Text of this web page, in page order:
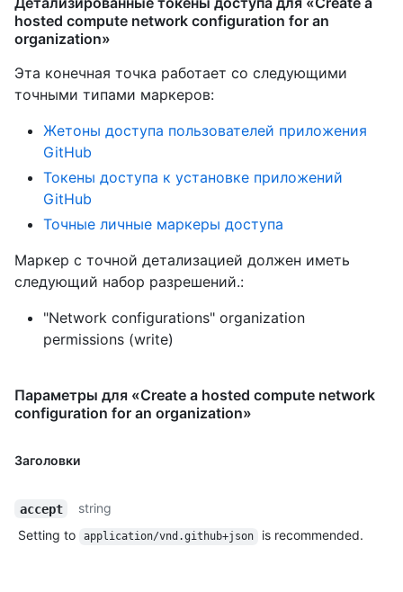
hosted compute network configuration for an
organization»
Эта конечная точка работает со следующими
точными типами маркеров:
Жетоны доступа пользователей приложения
GitHub
Токены доступа к установке приложений
GitHub
Точные личные маркеры доступа
Маркер с точной детализацией должен иметь
следующий набор разрешений.:
"Network configurations" organization
permissions (write)
Параметры для «Create a hosted compute network
configuration for an organization»
Заголовки
accept
string
Setting to
application/vnd.github+json is recommended.